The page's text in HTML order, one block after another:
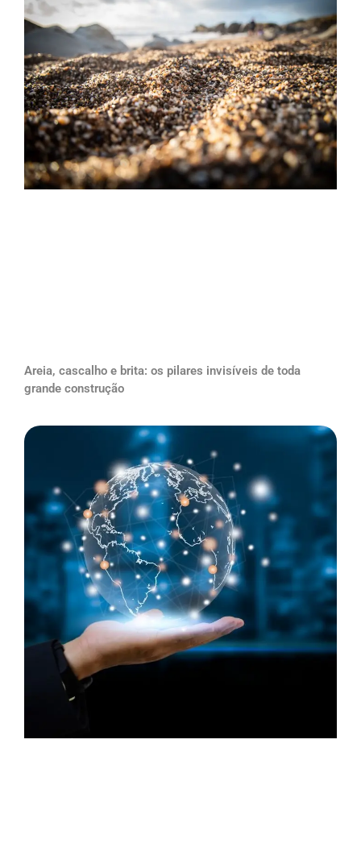
Areia, cascalho e brita: os pilares invisíveis de toda
grande construção